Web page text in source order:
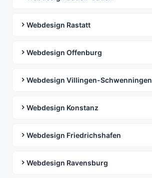
Webdesign Rastatt
Webdesign Offenburg
Webdesign Villingen-Schwenningen
Webdesign Konstanz
Webdesign Friedrichshafen
Webdesign Ravensburg